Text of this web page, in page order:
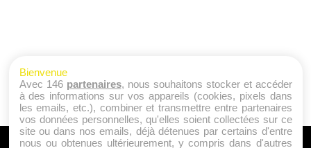
Bienvenue
Avec 146 partenaires, nous souhaitons stocker et accéder
à des informations sur vos appareils (cookies, pixels dans
les emails, etc.), combiner et transmettre entre partenaires
vos données personnelles, qu'elles soient collectées sur ce
site ou dans nos emails, déjà détenues par certains d'entre
nous ou obtenues ultérieurement, y compris dans d'autres